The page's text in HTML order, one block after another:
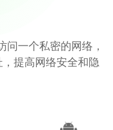
一个私密的网络，
提高网络安全和隐